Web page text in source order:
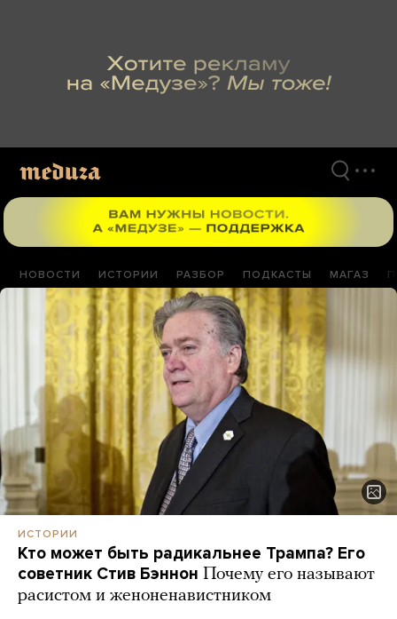
НОВОСТИ ИСТОРИИ РАЗБОР ПОДКАСТЫ МАГАЗ
ИСТОРИИ
Кто может быть радикальнее Трампа? Его
советник Стив Бэннон Почему его называют
расистом и женоненавистником